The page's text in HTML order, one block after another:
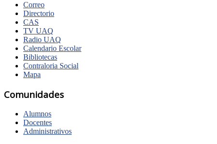
Correo
Directorio
CAS
TV UAQ
Radio UAQ
Calendario Escolar
Bibliotecas
Contraloria Social
Mapa
Comunidades
Alumnos
Docentes
Administrativos